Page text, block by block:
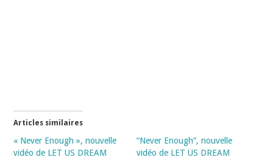
Articles similaires
« Never Enough », nouvelle
vidéo de LET US DREAM
“Never Enough”, nouvelle
vidéo de LET US DREAM